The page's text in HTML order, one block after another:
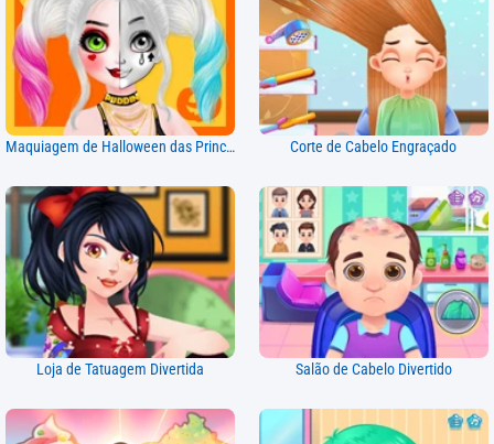
Maquiagem de Halloween das Princesas Corte de Cabelo Engraçado
Loja de Tatuagem Divertida Salão de Cabelo Divertido